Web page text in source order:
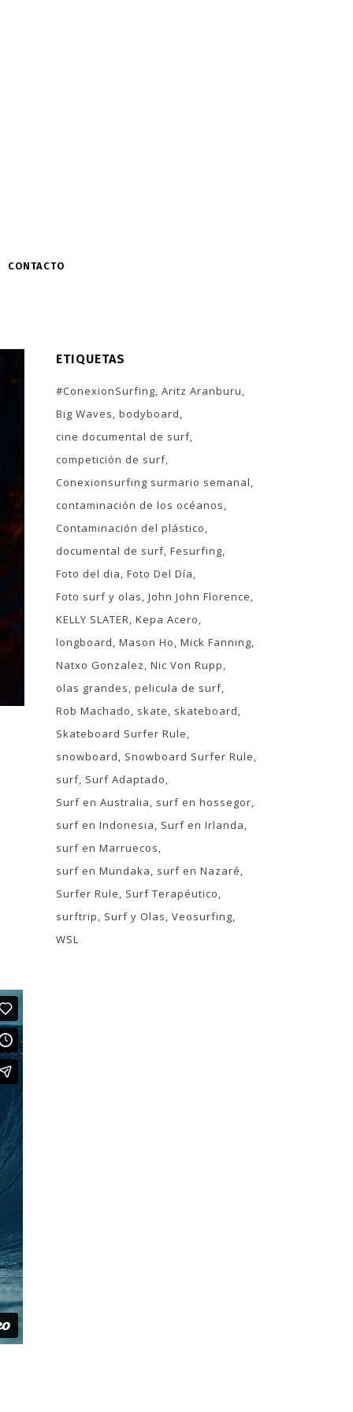
CONTACTO
ETIQUETAS
#ConexionSurfing Aritz Aranburu
Big Waves bodyboard
cine documental de surf
competición de surf
Conexionsurfing surmario semanal
contaminación de los océanos
Contaminación del plástico
documental de surf Fesurfing
Foto del dia Foto Del Día
Foto surf y olas John John Florence
KELLY SLATER Kepa Acero
longboard Mason Ho Mick Fanning
Natxo Gonzalez Nic Von Rupp
olas grandes pelicula de surf
Rob Machado
skate
skateboard
Skateboard Surfer Rule
snowboard
Snowboard Surfer Rule
surf Surf Adaptado
Surf en Australia
surf en hossegor
surf en Indonesia
Surf en Irlanda
surf en Marruecos
surf en Mundaka
surf en Nazaré
Surfer Rule
Surf Terapéutico
surftrip
Surf y Olas Veosurfing
WSL